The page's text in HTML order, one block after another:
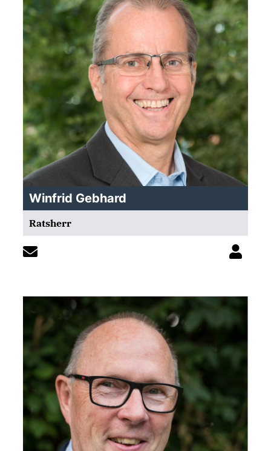
Winfrid Gebhard
Ratsherr